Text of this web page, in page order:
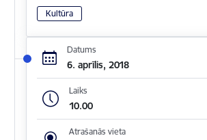
Kultūra
Datums
6. aprīlis, 2018
Laiks
10.00
Atrašanās vieta